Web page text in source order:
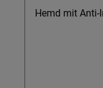
Hemd mit Anti-